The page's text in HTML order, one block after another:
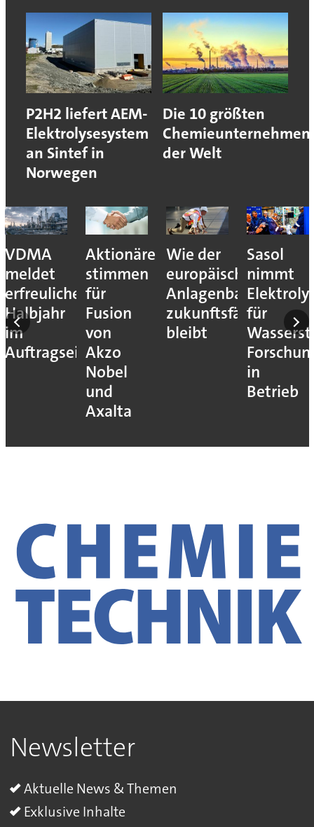
P2H2 liefert AEM-
Elektrolysesystem
an Sintef in
Norwegen
Die 10 größten
Chemieunternehmen
der Welt
VDMA
meldet
erfreuliches
Halbjahr
im
Auftragseingang
Aktionäre
stimmen
für
Fusion
von
Akzo
Nobel
und
Axalta
Wie der
europäische
Anlagenbau
zukunftsfähig
bleibt
Sasol
nimmt
für
in
Betrieb
Newsletter
Aktuelle News & Themen
Exklusive Inhalte